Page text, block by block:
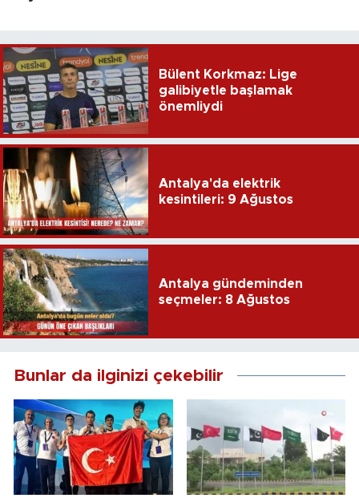
Bülent Korkmaz: Lige
galibiyetle başlamak
önemliydi
Antalya'da elektrik
kesintileri: 9 Ağustos
Antalya gündeminden
seçmeler: 8 Ağustos
Bunlar da ilginizi çekebilir